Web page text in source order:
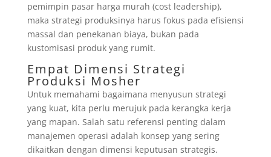
pemimpin pasar harga murah (cost leadership),
maka strategi produksinya harus fokus pada efisiensi
massal dan penekanan biaya, bukan pada
kustomisasi produk yang rumit.
Empat Dimensi Strategi
Produksi Mosher
Untuk memahami bagaimana menyusun strategi
yang kuat, kita perlu merujuk pada kerangka kerja
yang mapan. Salah satu referensi penting dalam
manajemen operasi adalah konsep yang sering
dikaitkan dengan dimensi keputusan strategis.